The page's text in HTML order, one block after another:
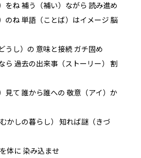
をね 補う（補い）ながら 読み進め
のね 単語（ことば）はイメージ 脳
うし）の 意味と接続 ガチ固め
ら 過去の出来事（ストーリー） 割
見て 誰から誰への 敬意（アイ）か
かしの暮らし） 知れば謎（きづ
体に 染み込ませ